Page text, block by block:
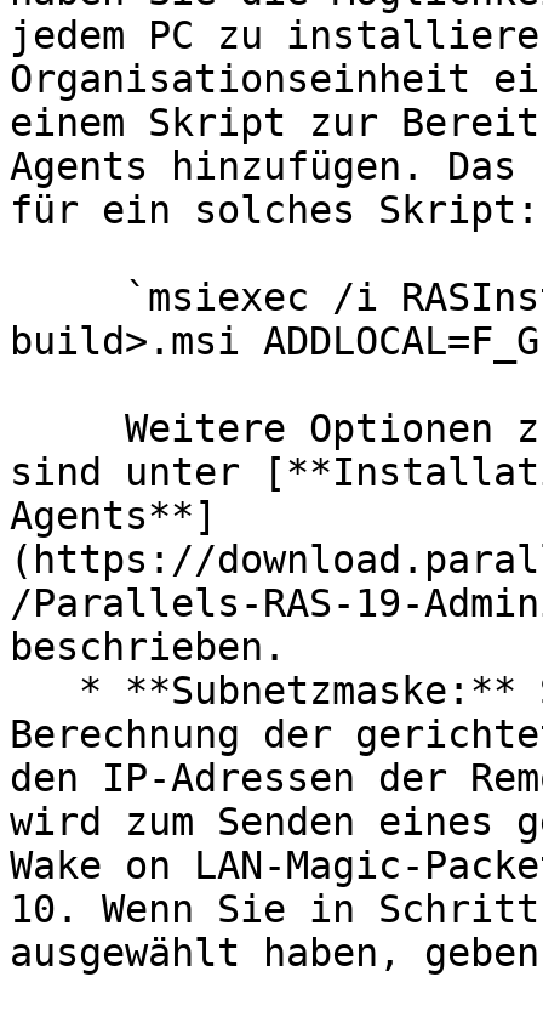
jedem PC zu
Organisationseinheit
einem Skript zur
Agents hinzufügen.
für ein solches Skript:
build>.msi
sind unter
Agents**]
(https://
/Parallels-RAS-19-
beschrieben.
Berechnung der
den IP-Adressen der
wird zum Senden eines
Wake on LAN-Magic-
10. Wenn Sie in
ausgewählt haben,